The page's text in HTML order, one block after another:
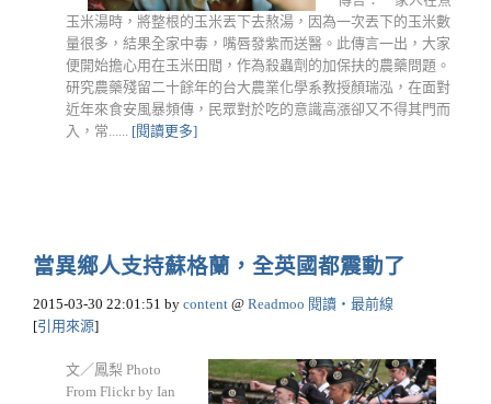
玉米湯時，將整根的玉米丟下去熬湯，因為一次丟下的玉米數
量很多，結果全家中毒，嘴唇發紫而送醫。此傳言一出，大家
便開始擔心用在玉米田間，作為殺蟲劑的加保扶的農藥問題。
研究農藥殘留二十餘年的台大農業化學系教授顏瑞泓，在面對
近年來食安風暴頻傳，民眾對於吃的意識高漲卻又不得其門而
入，常...... [閱讀更多]
當異鄉人支持蘇格蘭，全英國都震動了
2015-03-30 22:01:51 by content @ Readmoo 閱讀‧最前線
[引用來源]
文／鳳梨 Photo
From Flickr by Ian